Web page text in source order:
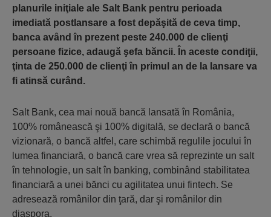
planurile iniţiale ale Salt Bank pentru perioada
imediată postlansare a fost depăşită de ceva timp,
banca având în prezent peste 240.000 de clienţi
persoane fizice, adaugă şefa băncii. În aceste condiţii,
ţinta de 250.000 de clienţi în primul an de la lansare va
fi atinsă curând.
Salt Bank, cea mai nouă bancă lansată în România,
100% românească şi 100% digitală, se declară o bancă
vizionară, o bancă altfel, care schimbă regulile jocului în
lumea financiară, o bancă care vrea să reprezinte un salt
în tehnologie, un salt în banking, combinând stabilitatea
financiară a unei bănci cu agilitatea unui fintech. Se
adresează românilor din ţară, dar şi românilor din
diaspora.